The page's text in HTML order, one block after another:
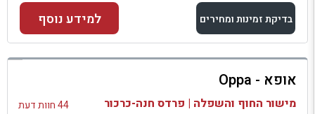
בדיקת זמינות ומחירים
למתחם זה
בדיקת זמינות ומחירים
למידע נוסף
אופא - Oppa
מישור החוף והשפלה | פרדס חנה-כרכור 44 חוות דעת